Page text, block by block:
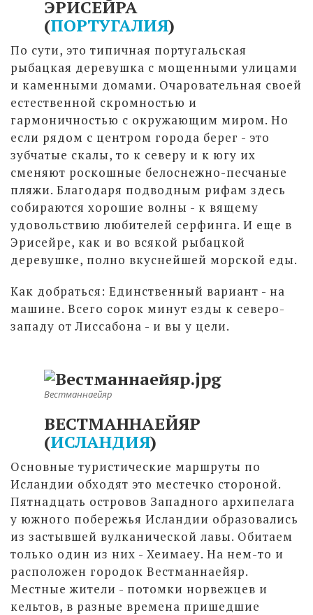
ЭРИСЕЙРА
(ПОРТУГАЛИЯ)
По сути, это типичная португальская
рыбацкая деревушка с мощенными улицами
и каменными домами. Очаровательная своей
естественной скромностью и
гармоничностью с окружающим миром. Но
если рядом с центром города берег - это
зубчатые скалы, то к северу и к югу их
сменяют роскошные белоснежно-песчаные
пляжи. Благодаря подводным рифам здесь
собираются хорошие волны - к вящему
удовольствию любителей серфинга. И еще в
Эрисейре, как и во всякой рыбацкой
деревушке, полно вкуснейшей морской еды.
Как добраться: Единственный вариант - на
машине. Всего сорок минут езды к северо-
западу от Лиссабона - и вы у цели.
Вестманнаейяр
ВЕСТМАННАЕЙЯР
(ИСЛАНДИЯ)
Основные туристические маршруты по
Исландии обходят это местечко стороной.
Пятнадцать островов Западного архипелага
у южного побережья Исландии образовались
из застывшей вулканической лавы. Обитаем
только один из них - Хеимаеу. На нем-то и
расположен городок Вестманнаейяр.
Местные жители - потомки норвежцев и
кельтов, в разные времена пришедшие